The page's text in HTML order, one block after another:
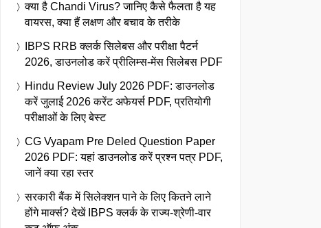
क्या है Chandi Virus? जानिए कैसे फैलता है यह
वायरस, क्या हैं लक्षण और बचाव के तरीके
IBPS RRB क्लर्क सिलेबस और परीक्षा पैटर्न
2026, डाउनलोड करें प्रीलिम्स-मेंस सिलेबस PDF
Hindu Review July 2026 PDF: डाउनलोड
करें जुलाई 2026 करेंट अफेयर्स PDF, प्रतियोगी
परीक्षाओं के लिए बेस्ट
CG Vyapam Pre Deled Question Paper
2026 PDF: यहां डाउनलोड करें प्रश्न पत्र PDF,
जानें क्या रहा स्तर
सरकारी बैंक में सिलेक्शन पाने के लिए कितने लाने
होंगे मार्क्स? देखें IBPS क्लर्क के राज्य-श्रेणी-वार